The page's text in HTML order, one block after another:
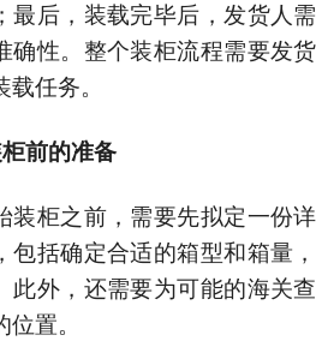
最后，装载完毕后，发货人
确性。整个装柜流程需要发
载任务。
前的准备
装柜之前，需要先拟定一份
包括确定合适的箱型和箱量
此外，还需要为可能的海关
位置。